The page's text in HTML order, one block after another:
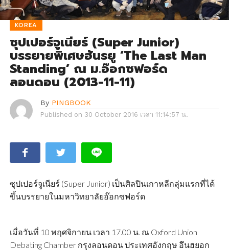
KOREA
ซุปเปอร์จูเนียร์ (Super Junior)
บรรยายพิเศษฮันรยู ‘The Last Man
Standing’ ณ ม.อ๊อกซฟอร์ด
ลอนดอน (2013-11-11)
By PINGBOOK
Published on 30 October 2016 เวลา 11:14:57 น.
ซุปเปอร์จูเนียร์ (Super Junior) เป็นศิลปินเกาหลีกลุ่มแรกที่ได้
ขึ้นบรรยายในมหาวิทยาลัยอ๊อกซฟอร์ด
เมื่อวันที่ 10 พฤศจิกายน เวลา 17.00 น. ณ Oxford Union
Debating Chamber กรุงลอนดอน ประเทศอังกฤษ อึนฮยอก